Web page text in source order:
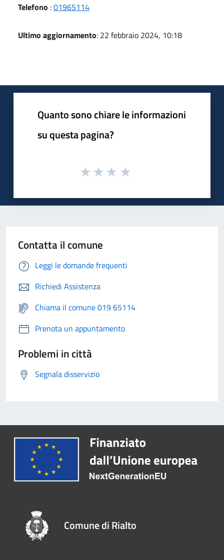
Telefono :01965114
Ultimo aggiornamento: 22 febbraio 2024, 10:18
Quanto sono chiare le informazioni
su questa pagina?
Contatta il comune
Leggi le domande frequenti
Richiedi Assistenza
Chiama il comune 019 65114
Prenota un appuntamento
Problemi in città
Segnala disservizio
Comune di Rialto